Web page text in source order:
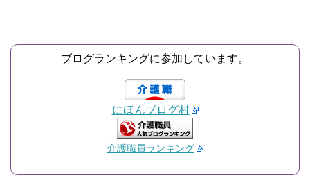
ブログランキングに参加しています。
にほんブログ村
介護職員ランキング